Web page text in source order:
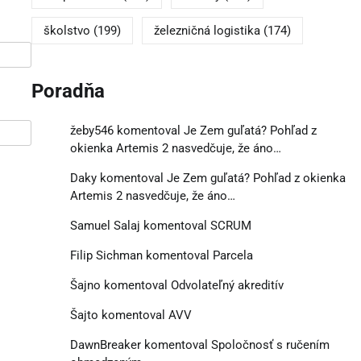
školstvo (199) železničná logistika(174)
Poradňa
žeby546komentoval Je Zem guľatá? Pohľad z
okienka Artemis 2 nasvedčuje, že áno…
Dakykomentoval Je Zem guľatá? Pohľad z okienka
Artemis 2 nasvedčuje, že áno…
Samuel Salaj komentoval SCRUM
Filip Sichmankomentoval Parcela
Šajno komentoval Odvolateľný akreditív
Šajto komentoval AVV
DawnBreakerkomentoval Spoločnosť s ručením